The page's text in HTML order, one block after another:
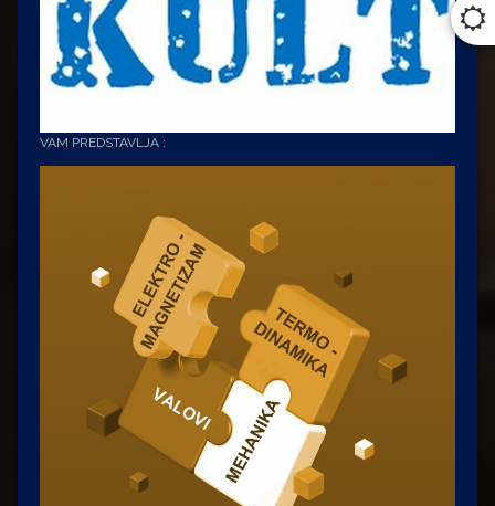
VAM PREDSTAVLJA :